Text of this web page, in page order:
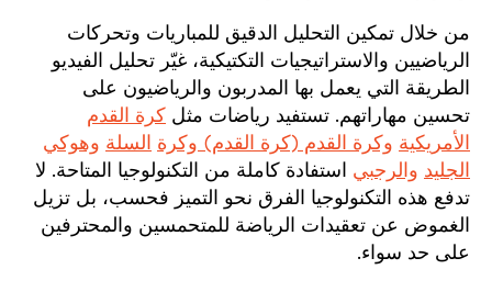
من خلال تمكين التحليل الدقيق للمباريات وتحركات
الرياضيين والاستراتيجيات التكتيكية، غيّر تحليل الفيديو
الطريقة التي يعمل بها المدربون والرياضيون على
تحسين مهاراتهم. تستفيد رياضات مثل كرة القدم
الأمريكية وكرة القدم (كرة القدم) وكرة السلة وهوكي
الجليد والرجبي استفادة كاملة من التكنولوجيا المتاحة. لا
تدفع هذه التكنولوجيا الفرق نحو التميز فحسب، بل تزيل
الغموض عن تعقيدات الرياضة للمتحمسين والمحترفين
على حد سواء.